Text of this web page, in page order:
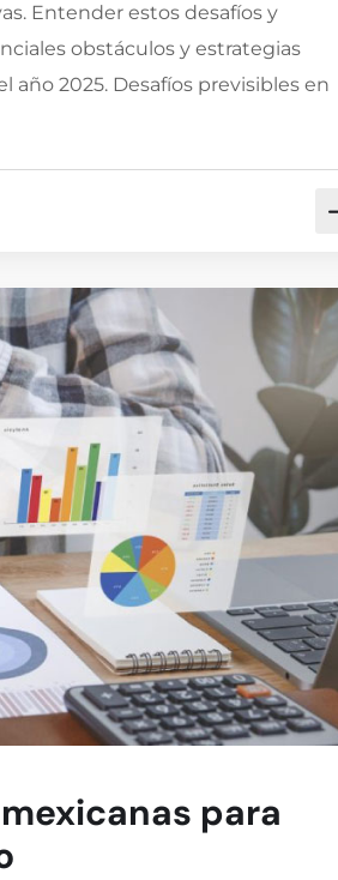
Entender estos desafíos y
obstáculos y estrategias
2025. Desafíos previsibles en
para